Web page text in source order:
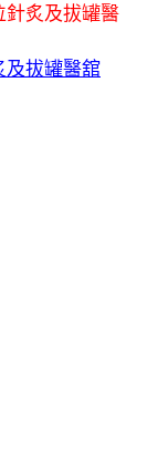
針炙及拔罐醫
及拔罐醫舘